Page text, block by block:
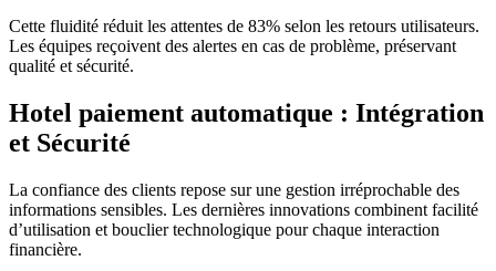
Cette fluidité réduit les attentes de 83% selon les retours utilisateurs.
Les équipes reçoivent des alertes en cas de problème, préservant
qualité et sécurité.
Hotel paiement automatique : Intégration
et Sécurité
La confiance des clients repose sur une gestion irréprochable des
informations sensibles. Les dernières innovations combinent facilité
d’utilisation et bouclier technologique pour chaque interaction
financière.